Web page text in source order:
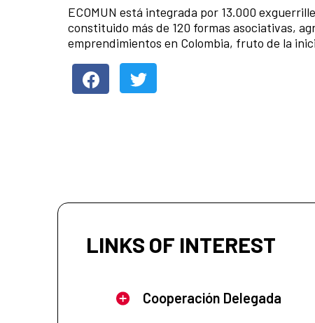
ECOMUN está integrada por 13.000
constituido más de 120 formas asociativas,
emprendimientos en Colombia, fruto de la
LINKS OF INTEREST
Cooperación Delegada